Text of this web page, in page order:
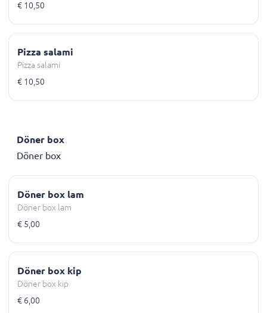
€ 10,50
Pizza salami
Pizza salami
€ 10,50
Döner box
Döner box
Döner box lam
Döner box lam
€ 5,00
Döner box kip
Döner box kip
€ 6,00